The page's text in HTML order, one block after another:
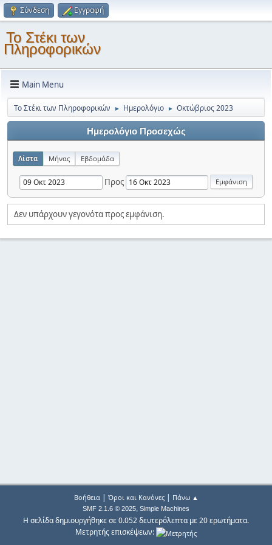
Σύνδεση Εγγραφή
Το Στέκι των
Πληροφορικών
Main Menu
Το Στέκι των Πληροφορικών ► Ημερολόγιο ► Οκτώβριος 2023
Ημερολόγιο Προσεχώς
Λίστα Μήνας Εβδομάδα
Προς
Δεν υπάρχουν γεγονότα προς εμφάνιση.
Βοήθεια| Όροι και Κανόνες| Πάνω ▲
SMF 2.1.6 © 2025, Simple Machines
Η σελίδα δημιουργήθηκε σε 0.052 δευτερόλεπτα με 20 ερωτήματα.
Μετρητής επισκέψεων: